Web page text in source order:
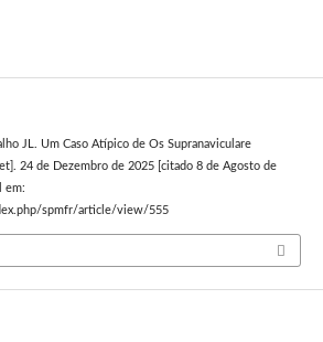
JL. Um Caso Atípico de Os Supranaviculare
24 de Dezembro de 2025 [citado 8 de Agosto de
em:
spmfr/article/view/555